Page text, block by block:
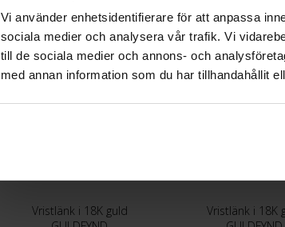
Vi använder enhetsidentifierare för att anpassa
sociala medier och analysera vår trafik. Vi
till de sociala medier och annons- och
med annan information som du har tillhandahållit
Vristlänk i 18K guld
Vristlänk i 18K